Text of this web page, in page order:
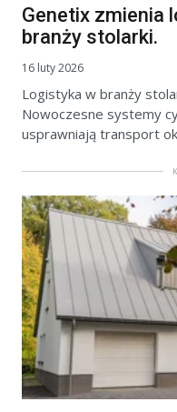
Genetix zmienia
branży stolarki.
16 luty 2026
Logistyka w branży
Nowoczesne systemy
usprawniają transport